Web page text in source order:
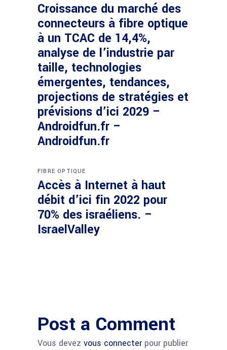
Croissance du marché des
connecteurs à fibre optique
à un TCAC de 14,4%,
analyse de l’industrie par
taille, technologies
émergentes, tendances,
projections de stratégies et
prévisions d’ici 2029 –
Androidfun.fr –
Androidfun.fr
FIBRE OPTIQUE
Accès à Internet à haut
débit d’ici fin 2022 pour
70% des israéliens. –
IsraelValley
Post a Comment
Vous devez vous connecterpour publier